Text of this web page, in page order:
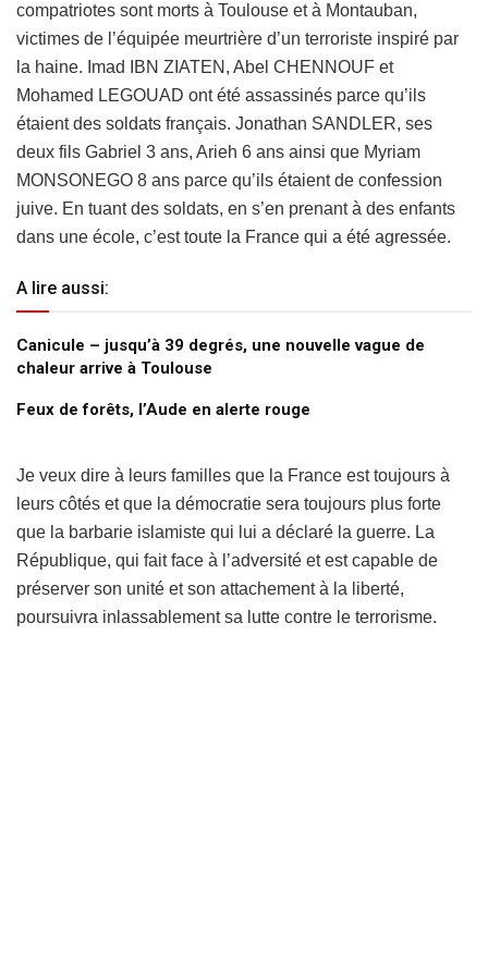
compatriotes sont morts à Toulouse et à Montauban,
victimes de l’équipée meurtrière d’un terroriste inspiré par
la haine. Imad IBN ZIATEN, Abel CHENNOUF et
Mohamed LEGOUAD ont été assassinés parce qu’ils
étaient des soldats français. Jonathan SANDLER, ses
deux fils Gabriel 3 ans, Arieh 6 ans ainsi que Myriam
MONSONEGO 8 ans parce qu’ils étaient de confession
juive. En tuant des soldats, en s’en prenant à des enfants
dans une école, c’est toute la France qui a été agressée.
A lire aussi:
Canicule – jusqu’à 39 degrés, une nouvelle vague de
chaleur arrive à Toulouse
Feux de forêts, l’Aude en alerte rouge
Je veux dire à leurs familles que la France est toujours à
leurs côtés et que la démocratie sera toujours plus forte
que la barbarie islamiste qui lui a déclaré la guerre. La
République, qui fait face à l’adversité et est capable de
préserver son unité et son attachement à la liberté,
poursuivra inlassablement sa lutte contre le terrorisme.